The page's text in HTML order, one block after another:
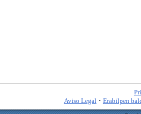
Aviso Legal · Erabilpen